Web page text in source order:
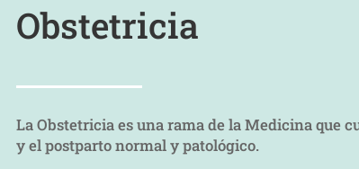
Obstetricia
La Obstetricia es una rama de la Medicina que
y el postparto normal y patológico.